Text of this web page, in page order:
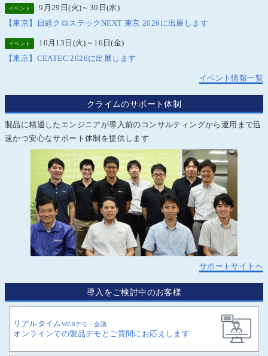
イベント
9月29日(火)～30日(水)
【東京】日経クロステックNEXT 東京 2026に出展します
イベント
10月13日(火)～16日(金)
【東京】CEATEC 2026に出展します
イベント情報一覧
クライムのサポート体制
製品に精通したエンジニアが導入前のコンサルティングから運用まで迅
速かつ安心なサポート体制を提供します
サポートサイトへ
導入をご検討中のお客様
リアルタイムWEBデモ・会議
オンラインでの製品デモとご質問にお応えします